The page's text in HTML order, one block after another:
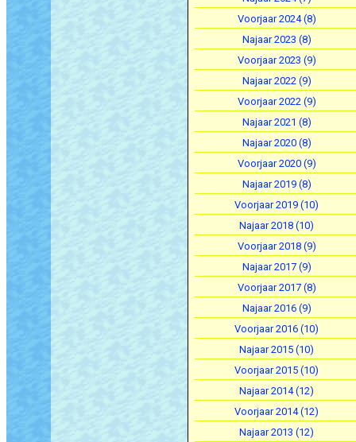
Voorjaar 2024 (8)
Najaar 2023 (8)
Voorjaar 2023 (9)
Najaar 2022 (9)
Voorjaar 2022 (9)
Najaar 2021 (8)
Najaar 2020 (8)
Voorjaar 2020 (9)
Najaar 2019 (8)
Voorjaar 2019 (10)
Najaar 2018 (10)
Voorjaar 2018 (9)
Najaar 2017 (9)
Voorjaar 2017 (8)
Najaar 2016 (9)
Voorjaar 2016 (10)
Najaar 2015 (10)
Voorjaar 2015 (10)
Najaar 2014 (12)
Voorjaar 2014 (12)
Najaar 2013 (12)